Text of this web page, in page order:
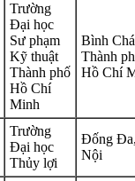
Trường
Đại học
Sư phạm
Kỹ thuật
Thành phố
Hồ Chí
Minh
Bình
Thành
Hồ Chí
Trường
Đại học
Thủy lợi
Đống
Nội